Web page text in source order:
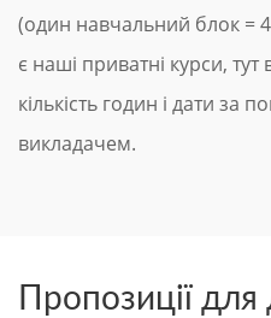
(один навчальний блок =
є наші приватні курси,
кількість годин і дати за
викладачем.
Пропозиції